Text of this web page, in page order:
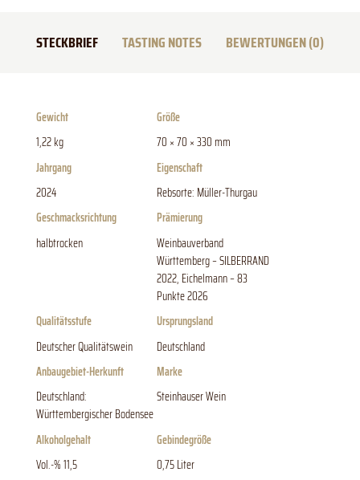
STECKBRIEF TASTING NOTES BEWERTUNGEN (0)
Gewicht
1,22 kg
Größe
70 × 70 × 330 mm
Jahrgang
2024
Eigenschaft
Rebsorte: Müller-Thurgau
Geschmacksrichtung
halbtrocken
Prämierung
Weinbauverband
Württemberg – SILBERRAND
2022, Eichelmann – 83
Punkte 2026
Qualitätsstufe
Deutscher Qualitätswein
Ursprungsland
Deutschland
Anbaugebiet-Herkunft
Deutschland:
Württembergischer Bodensee
Marke
Steinhauser Wein
Alkoholgehalt
Vol.-% 11,5
Gebindegröße
0,75 Liter